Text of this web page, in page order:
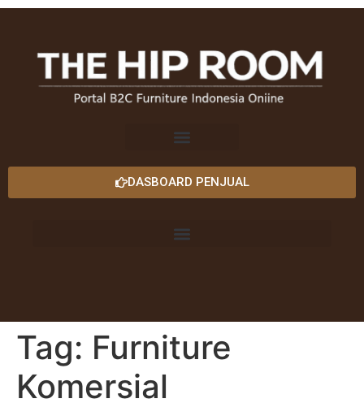
DASBOARD PENJUAL
Tag: Furniture
Komersial